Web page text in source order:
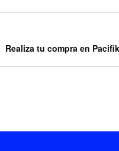
Realiza tu compra en